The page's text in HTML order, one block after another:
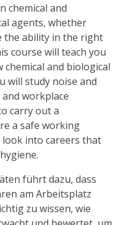
chemical and
agents, whether
the ability in the right
course will teach you
and biological
will study noise and
workplace
carry out a
a safe working
into careers that
führt dazu, dass
am Arbeitsplatz
zu wissen, wie